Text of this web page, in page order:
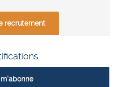
recrutement